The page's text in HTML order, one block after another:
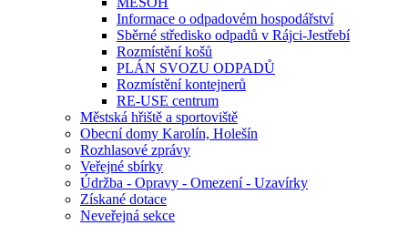
Informace o odpadovém hospodářství
Sběrné středisko odpadů v Rájci-Jestřebí
Rozmístění košů
PLÁN SVOZU ODPADŮ
Rozmístění kontejnerů
RE-USE centrum
Městská hřiště a sportoviště
Obecní domy Karolín, Holešín
Rozhlasové zprávy
Veřejné sbírky
Údržba - Opravy - Omezení - Uzavírky
Získané dotace
Neveřejná sekce